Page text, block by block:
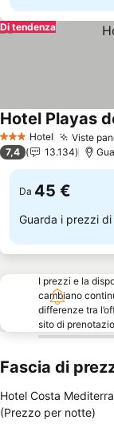
Di tendenza
3 StelleHotel Viste
Hotel Playas
7,4 13.134
Da 45 €
Guarda i prezzi di
I prezzi e la
cambiano
differenze tra
sito di
Fascia di
Hotel Costa
(Prezzo per notte)